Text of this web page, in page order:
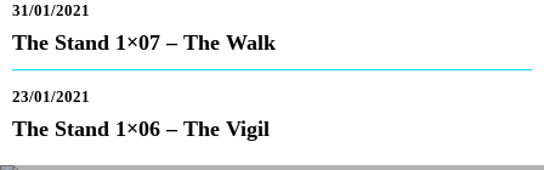
31/01/2021
The Stand 1×07 – The Walk
23/01/2021
The Stand 1×06 – The Vigil